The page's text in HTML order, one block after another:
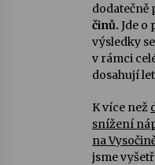
dodatečně
činů. Jde o
výsledky
v rámci
dosahují
K více než
snížení
na
jsme